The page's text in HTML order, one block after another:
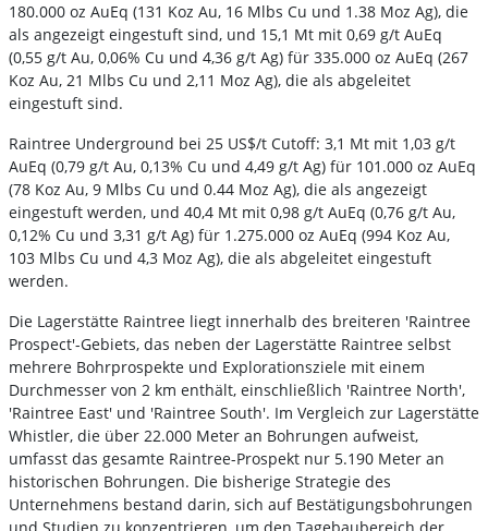
180.000 oz AuEq (131 Koz Au, 16 Mlbs Cu und 1.38 Moz Ag), die
als angezeigt eingestuft sind, und 15,1 Mt mit 0,69 g/t AuEq
(0,55 g/t Au, 0,06% Cu und 4,36 g/t Ag) für 335.000 oz AuEq (267
Koz Au, 21 Mlbs Cu und 2,11 Moz Ag), die als abgeleitet
eingestuft sind.
Raintree Underground bei 25 US$/t Cutoff: 3,1 Mt mit 1,03 g/t
AuEq (0,79 g/t Au, 0,13% Cu und 4,49 g/t Ag) für 101.000 oz AuEq
(78 Koz Au, 9 Mlbs Cu und 0.44 Moz Ag), die als angezeigt
eingestuft werden, und 40,4 Mt mit 0,98 g/t AuEq (0,76 g/t Au,
0,12% Cu und 3,31 g/t Ag) für 1.275.000 oz AuEq (994 Koz Au,
103 Mlbs Cu und 4,3 Moz Ag), die als abgeleitet eingestuft
werden.
Die Lagerstätte Raintree liegt innerhalb des breiteren 'Raintree
Prospect'-Gebiets, das neben der Lagerstätte Raintree selbst
mehrere Bohrprospekte und Explorationsziele mit einem
Durchmesser von 2 km enthält, einschließlich 'Raintree North',
'Raintree East' und 'Raintree South'. Im Vergleich zur Lagerstätte
Whistler, die über 22.000 Meter an Bohrungen aufweist,
umfasst das gesamte Raintree-Prospekt nur 5.190 Meter an
historischen Bohrungen. Die bisherige Strategie des
Unternehmens bestand darin, sich auf Bestätigungsbohrungen